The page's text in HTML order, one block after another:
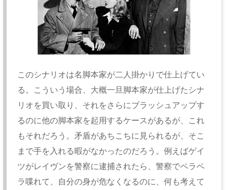
このシナリオは名脚本家が二人掛かりで仕上げてい
る。 こういう場合、大概一旦脚本家が仕上げたシナ
リオを買い取り、 それをさらにブラッシュアップす
るのに他の脚本家を起用するケースがあるが、これ
もそれだろう。矛盾があちこちに見られるが、 そこ
まで手を入れる暇がなかったのだろう。例えばゲイ
ツがレイヴンを警察に逮捕されたら、警察でペラペ
ラ喋れて、自分の身が危なくなるのに、何も考えて